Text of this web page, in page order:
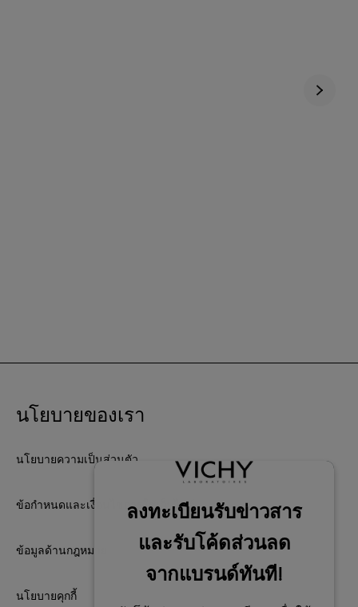
นโยบายของเรา
นโยบายความเป็นส่วนตัว
ข้อกำหนดและเงื่อนไขการใช้เว็บไซต์
ข้อมูลด้านกฎหมาย
นโยบายคุกกี้